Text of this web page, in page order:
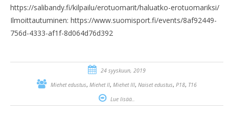
https://salibandy.fi/kilpailu/erotuomarit/haluatko-erotuomariksi/
Ilmoittautuminen: https://www.suomisport.fi/events/8af92449-
756d-4333-af1f-8d064d76d392
24 syyskuun, 2019
Miehet edustus, Miehet II, Miehet III, Naiset edustus, P18, T16
Lue lisää..